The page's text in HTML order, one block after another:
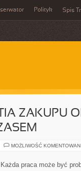
Polityk Spis
ZAKUPU
MOŻLIWOŚĆ
Każda praca może być